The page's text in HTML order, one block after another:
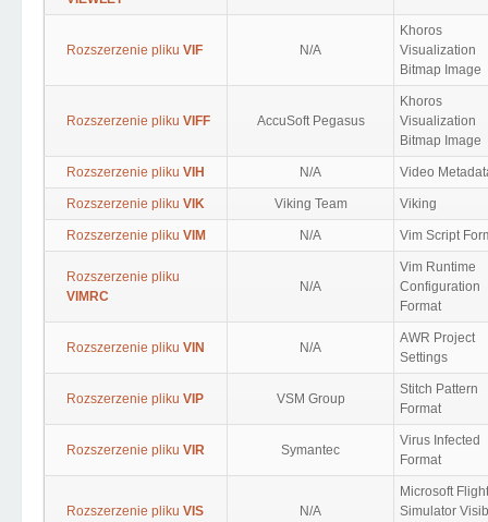
Rozszerzenie pliku VIF N/A
Khoros
Visualization
Bitmap Image
Rozszerzenie pliku VIFF AccuSoft Pegasus
Khoros
Visualization
Bitmap Image
Rozszerzenie pliku VIH N/A Video
Rozszerzenie pliku VIK Viking Team Viking
Rozszerzenie pliku VIM N/A Vim Script
Rozszerzenie pliku
VIMRC
N/A
Vim Runtime
Configuration
Format
Rozszerzenie pliku VIN N/A
AWR Project
Settings
Rozszerzenie pliku VIP VSM Group
Stitch Pattern
Format
Rozszerzenie pliku VIR Symantec
Virus Infected
Format
Rozszerzenie pliku VIS N/A
Microsoft Flight
Simulator